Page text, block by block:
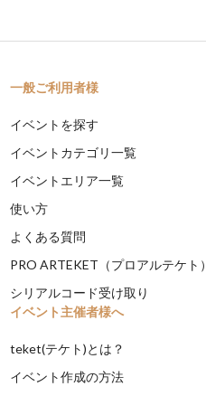
一般ご利用者様
イベントを探す
イベントカテゴリ一覧
イベントエリア一覧
使い方
よくある質問
PRO ARTEKET（プロアルテケト）
シリアルコード受け取り
イベント主催者様へ
teket(テケト)とは？
イベント作成の方法